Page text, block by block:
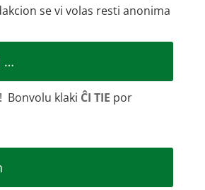
se vi volas resti anonima
…
Bonvolu klaki ĈI TIE por